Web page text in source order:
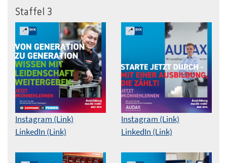
Staffel 3
Instagram (Link)
LinkedIn (Link)
Instagram (Link)
LinkedIn (Link)